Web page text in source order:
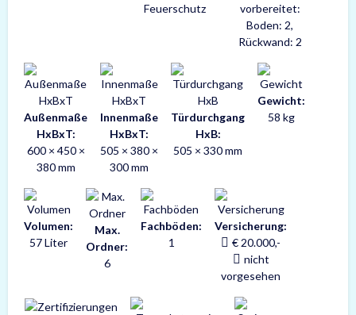
Feuerschutz
vorbereitet:
Boden: 2,
Rückwand: 2
Außenmaße
HxBxT:
600 × 450 ×
380 mm
Innenmaße
HxBxT:
505 × 380 ×
300 mm
Türdurchgang
HxB:
505 × 330 mm
Gewicht:
58 kg
Volumen:
57 Liter
Max.
Ordner:
6
Fachböden:
1
Versicherung:
€ 20.000,-
nicht
vorgesehen